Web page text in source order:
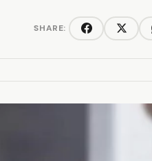
SHARE: Facebook